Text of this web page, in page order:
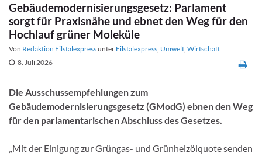
Gebäudemodernisierungsgesetz: Parlament
sorgt für Praxisnähe und ebnet den Weg für den
Hochlauf grüner Moleküle
Von Redaktion Filstalexpressunter Filstalexpress, Umwelt, Wirtschaft
8. Juli 2026
Die Ausschussempfehlungen zum
Gebäudemodernisierungsgesetz (GModG) ebnen den Weg
für den parlamentarischen Abschluss des Gesetzes.
„Mit der Einigung zur Grüngas- und Grünheizölquote senden